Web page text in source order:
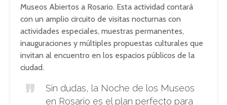
Museos Abiertos a Rosario. Esta actividad contará
con un amplio circuito de visitas nocturnas con
actividades especiales, muestras permanentes,
inauguraciones y múltiples propuestas culturales que
invitan al encuentro en los espacios públicos de la
ciudad.
Sin dudas, la Noche de los Museos
en Rosario es el plan perfecto para